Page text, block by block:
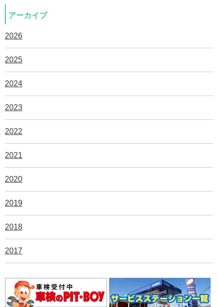
アーカイブ
2026
2025
2024
2023
2022
2021
2020
2019
2018
2017